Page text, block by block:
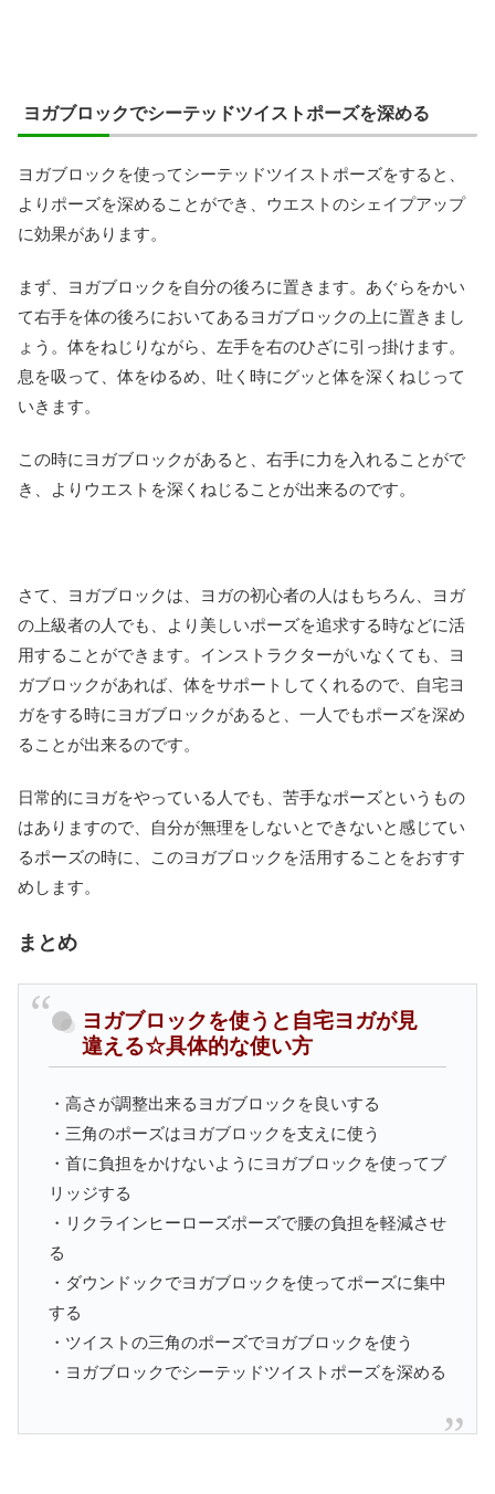
ヨガブロックでシーテッドツイストポーズを深める
ヨガブロックを使ってシーテッドツイストポーズをすると、
よりポーズを深めることができ、ウエストのシェイプアップ
に効果があります。
まず、ヨガブロックを自分の後ろに置きます。あぐらをかい
て右手を体の後ろにおいてあるヨガブロックの上に置きまし
ょう。体をねじりながら、左手を右のひざに引っ掛けます。
息を吸って、体をゆるめ、吐く時にグッと体を深くねじって
いきます。
この時にヨガブロックがあると、右手に力を入れることがで
き、よりウエストを深くねじることが出来るのです。
さて、ヨガブロックは、ヨガの初心者の人はもちろん、ヨガ
の上級者の人でも、より美しいポーズを追求する時などに活
用することができます。インストラクターがいなくても、ヨ
ガブロックがあれば、体をサポートしてくれるので、自宅ヨ
ガをする時にヨガブロックがあると、一人でもポーズを深め
ることが出来るのです。
日常的にヨガをやっている人でも、苦手なポーズというもの
はありますので、自分が無理をしないとできないと感じてい
るポーズの時に、このヨガブロックを活用することをおすす
めします。
まとめ
ヨガブロックを使うと自宅ヨガが見
違える☆具体的な使い方
・高さが調整出来るヨガブロックを良いする
・三角のポーズはヨガブロックを支えに使う
・首に負担をかけないようにヨガブロックを使ってブ
リッジする
・リクラインヒーローズポーズで腰の負担を軽減させ
る
・ダウンドックでヨガブロックを使ってポーズに集中
する
・ツイストの三角のポーズでヨガブロックを使う
・ヨガブロックでシーテッドツイストポーズを深める